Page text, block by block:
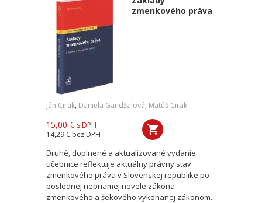
zmenkového práva
Ján Cirák, Daniela Gandžalová, Matúš Cirák
15,00 € s DPH
14,29 € bez DPH
Druhé, doplnené a aktualizované vydanie
učebnice reflektuje aktuálny právny stav
zmenkového práva v Slovenskej republike po
poslednej nepriamej novele zákona
zmenkového a šekového vykonanej zákonom...